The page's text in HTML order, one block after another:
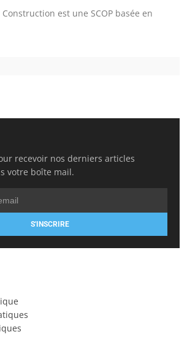
Construction est une SCOP basée en
recevoir nos derniers articles
votre boîte mail.
S'INSCRIRE